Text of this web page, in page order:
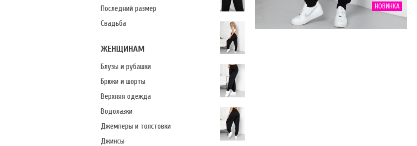
Последний размер
Свадьба
ЖЕНЩИНАМ
Блузы и рубашки
Брюки и шорты
Верхняя одежда
Водолазки
Джемперы и толстовки
Джинсы
НОВИНКА